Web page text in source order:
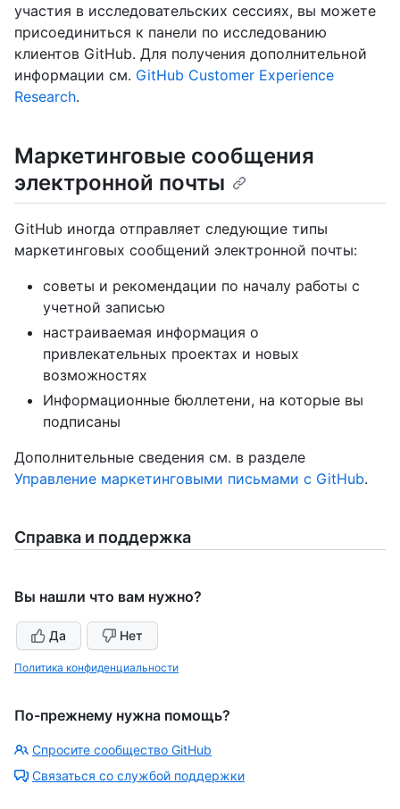
участия в исследовательских сессиях, вы можете
присоединиться к панели по исследованию
клиентов GitHub. Для получения дополнительной
информации см. GitHub Customer Experience
Research.
Маркетинговые сообщения
электронной почты
GitHub иногда отправляет следующие типы
маркетинговых сообщений электронной почты:
советы и рекомендации по началу работы с
учетной записью
настраиваемая информация о
привлекательных проектах и новых
возможностях
Информационные бюллетени, на которые вы
подписаны
Дополнительные сведения см. в разделе
Управление маркетинговыми письмами с GitHub.
Справка и поддержка
Вы нашли что вам нужно?
Да Нет
Политика конфиденциальности
По-прежнему нужна помощь?
Спросите сообщество GitHub
Связаться со службой поддержки